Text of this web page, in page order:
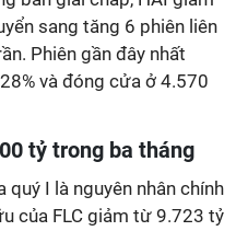
sang tăng 6 phiên liên
Phiên gần đây nhất
và đóng cửa ở 4.570
tỷ trong ba tháng
quý I là nguyên nhân chính
của FLC giảm từ 9.723 tỷ